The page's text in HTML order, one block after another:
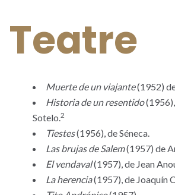
Teatre
Muerte de un viajante(1952)
Historia de un resentido
Sotelo.2
Tiestes(1956), de Séneca.
Las brujas de Salem(1957) de
El vendaval(1957), de Jean
La herencia(1957), de Joaquín